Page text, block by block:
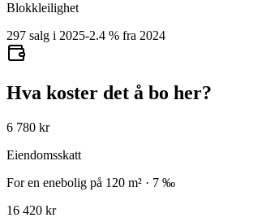
Blokkleilighet
297 salg i 2025-2.4 % fra 2024
Hva koster det å bo her?
6 780 kr
Eiendomsskatt
For en enebolig på 120 m² · 7 ‰
16 420 kr